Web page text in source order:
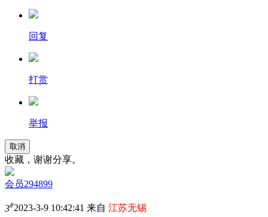
回复
打赏
举报
取消
收藏，谢谢分享。
会员294899
3#2023-3-9 10:42:41 来自 江苏无锡